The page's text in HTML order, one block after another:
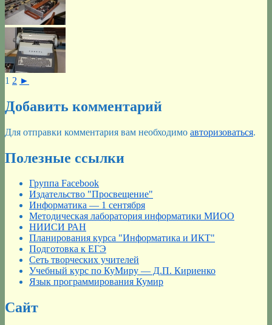
1 2 ►
Добавить комментарий
Для отправки комментария вам необходимо авторизоваться.
Полезные ссылки
Группа Facebook
Издательство "Просвещение"
Информатика — 1 сентября
Методическая лаборатория информатики МИОО
НИИСИ РАН
Планирования курса "Информатика и ИКТ"
Подготовка к ЕГЭ
Сеть творческих учителей
Учебный курс по КуМиру — Д.П. Кириенко
Язык программирования Кумир
Сайт